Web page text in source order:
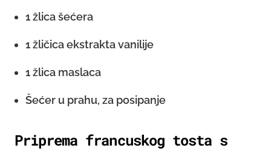
1 žlica šećera
1 žličica ekstrakta vanilije
1 žlica maslaca
Šećer u prahu, za posipanje
Priprema francuskog tosta s